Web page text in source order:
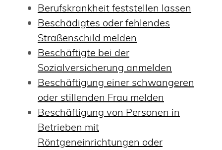
Berufskrankheit feststellen lassen
Beschädigtes oder fehlendes
Straßenschild melden
Beschäftigte bei der
Sozialversicherung anmelden
Beschäftigung einer schwangeren
oder stillenden Frau melden
Beschäftigung von Personen in
Betrieben mit
Röntgeneinrichtungen oder